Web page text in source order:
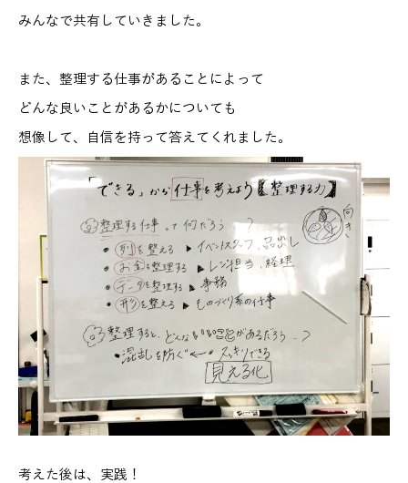
みんなで共有していきました。
また、整理する仕事があることによって
どんな良いことがあるかについても
想像して、自信を持って答えてくれました。
考えた後は、実践！